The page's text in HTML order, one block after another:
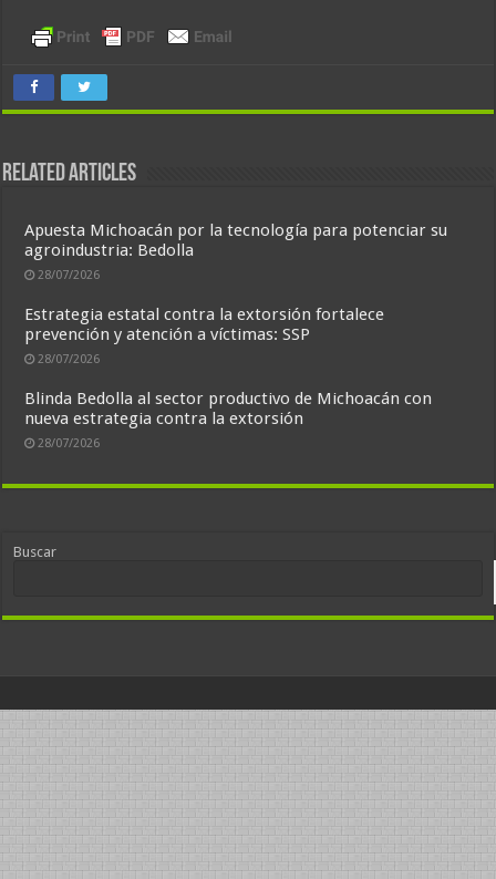
Related Articles
Apuesta Michoacán por la tecnología para potenciar su
agroindustria: Bedolla
28/07/2026
Estrategia estatal contra la extorsión fortalece
prevención y atención a víctimas: SSP
28/07/2026
Blinda Bedolla al sector productivo de Michoacán con
nueva estrategia contra la extorsión
28/07/2026
Buscar